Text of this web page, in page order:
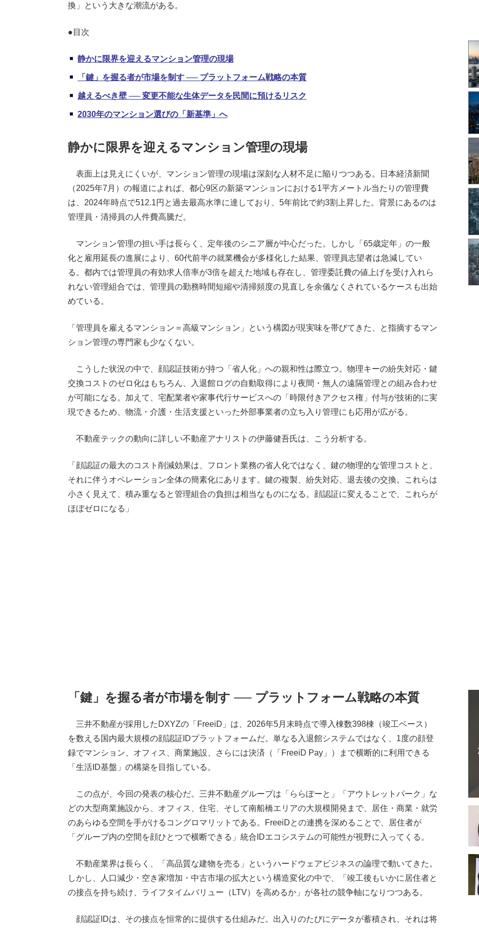
換」という大きな潮流がある。
●目次
静かに限界を迎えるマンション管理の現場
「鍵」を握る者が市場を制す ── プラットフォーム戦略の本質
越えるべき壁 ── 変更不能な生体データを民間に預けるリスク
2030年のマンション選びの「新基準」へ
静かに限界を迎えるマンション管理の現場
表面上は見えにくいが、マンション管理の現場は深刻な人材不足に陥りつつある。日本経済新聞
（2025年7月）の報道によれば、都心9区の新築マンションにおける1平方メートル当たりの管理費
は、2024年時点で512.1円と過去最高水準に達しており、5年前比で約3割上昇した。背景にあるのは
管理員・清掃員の人件費高騰だ。
マンション管理の担い手は長らく、定年後のシニア層が中心だった。しかし「65歳定年」の一般
化と雇用延長の進展により、60代前半の就業機会が多様化した結果、管理員志望者は急減してい
る。都内では管理員の有効求人倍率が3倍を超えた地域も存在し、管理委託費の値上げを受け入れら
れない管理組合では、管理員の勤務時間短縮や清掃頻度の見直しを余儀なくされているケースも出始
めている。
「管理員を雇えるマンション＝高級マンション」という構図が現実味を帯びてきた、と指摘するマン
ション管理の専門家も少なくない。
こうした状況の中で、顔認証技術が持つ「省人化」への親和性は際立つ。物理キーの紛失対応・鍵
交換コストのゼロ化はもちろん、入退館ログの自動取得により夜間・無人の遠隔管理との組み合わせ
が可能になる。加えて、宅配業者や家事代行サービスへの「時限付きアクセス権」付与が技術的に実
現できるため、物流・介護・生活支援といった外部事業者の立ち入り管理にも応用が広がる。
不動産テックの動向に詳しい不動産アナリストの伊藤健吾氏は、こう分析する。
「顔認証の最大のコスト削減効果は、フロント業務の省人化ではなく、鍵の物理的な管理コストと、
それに伴うオペレーション全体の簡素化にあります。鍵の複製、紛失対応、退去後の交換。これらは
小さく見えて、積み重なると管理組合の負担は相当なものになる。顔認証に変えることで、これらが
ほぼゼロになる」
「鍵」を握る者が市場を制す ── プラットフォーム戦略の本質
三井不動産が採用したDXYZの「FreeiD」は、2026年5月末時点で導入棟数398棟（竣工ベース）
を数える国内最大規模の顔認証IDプラットフォームだ。単なる入退館システムではなく、1度の顔登
録でマンション、オフィス、商業施設、さらには決済（「FreeiD Pay」）まで横断的に利用できる
「生活ID基盤」の構築を目指している。
この点が、今回の発表の核心だ。三井不動産グループは「ららぽーと」「アウトレットパーク」な
どの大型商業施設から、オフィス、住宅、そして南船橋エリアの大規模開発まで、居住・商業・就労
のあらゆる空間を手がけるコングロマリットである。FreeiDとの連携を深めることで、居住者が
「グループ内の空間を顔ひとつで横断できる」統合IDエコシステムの可能性が視野に入ってくる。
不動産業界は長らく、「高品質な建物を売る」というハードウェアビジネスの論理で動いてきた。
しかし、人口減少・空き家増加・中古市場の拡大という構造変化の中で、「竣工後もいかに居住者と
の接点を持ち続け、ライフタイムバリュー（LTV）を高めるか」が各社の競争軸になりつつある。
顔認証IDは、その接点を恒常的に提供する仕組みだ。出入りのたびにデータが蓄積され、それは将